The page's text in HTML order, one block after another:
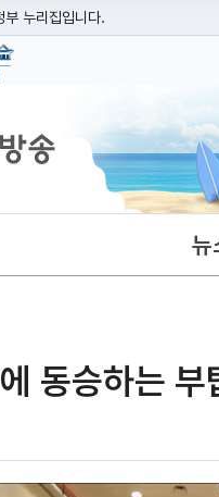
부 누리집입니다.
주소를 사용하고 있다면 아래 URL
뉴
동승하는 부